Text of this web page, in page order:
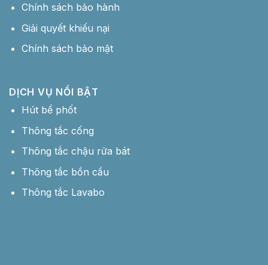
Chính sách bảo hành
Giải quyết khiếu nại
Chính sách bảo mật
DỊCH VỤ NỔI BẬT
Hút bể phốt
Thông tắc cống
Thông tắc chậu rửa bát
Thông tắc bồn cầu
Thông tắc Lavabo